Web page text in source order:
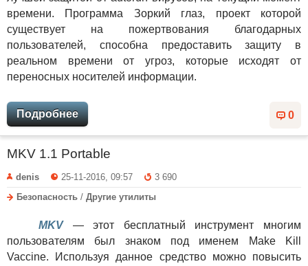
времени. Программа Зоркий глаз, проект которой
существует на пожертвования благодарных
пользователей, способна предоставить защиту в
реальном времени от угроз, которые исходят от
переносных носителей информации.
0
Подробнее
MKV 1.1 Portable
denis 25-11-2016, 09:57
3 690
Безопасность / Другие утилиты
MKV— этот бесплатный инструмент многим
пользователям был знаком под именем Make Kill
Vaccine. Используя данное средство можно повысить